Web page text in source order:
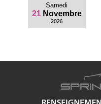
Samedi
21 Novembre
2026